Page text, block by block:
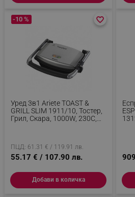
Уред 3в1 Ariete TOAST &
GRILL SLIM 1911/10, Тостер,
Грил, Скара, 1000W, 230C,
-10 %
ПЦД: 61.31 € / 119.91 лв.
55.17 € / 107.90 лв.
favorite_border
favorite_border
Добави в количка
_nzm_idnl_92166-7699
_nzm_noid_92166-7699
_nzm_id_92166-7699
_sgf_push_permission_asked